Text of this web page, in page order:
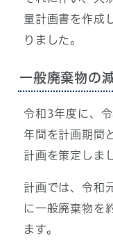
量計画書を作成
りました。
一般廃棄物の
令和3年度に、
年間を計画期間
計画を策定しま
計画では、令和
に一般廃棄物を
ます。